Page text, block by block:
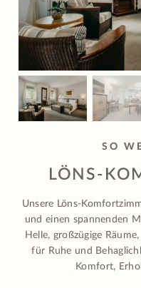
LÖNS-
SO
Unsere Löns-
und einen spannenden
Helle, großzügige
für Ruhe und
Komfort,